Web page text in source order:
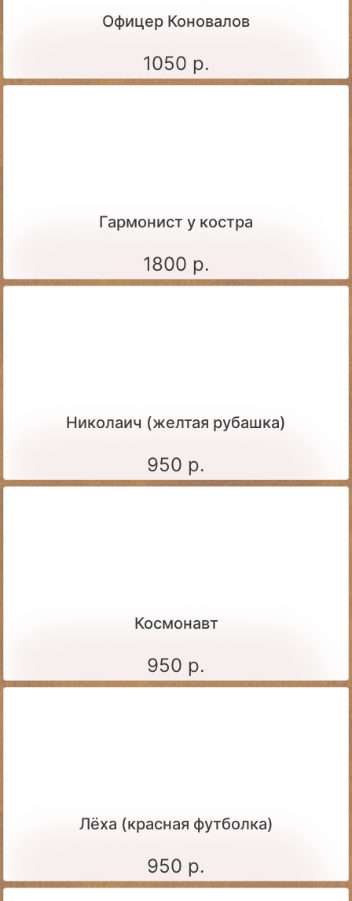
Офицер Коновалов
1050 р.
Гармонист у костра
1800 р.
Николаич (желтая рубашка)
950 р.
Космонавт
950 р.
Лёха (красная футболка)
950 р.